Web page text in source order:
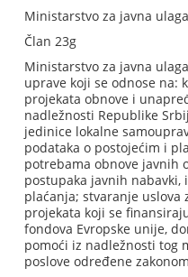
Ministarstvo za javna
Član 23g
Ministarstvo za javna
uprave koji se odnose na:
projekata obnove i
nadležnosti Republike
jedinice lokalne
podataka o postojećim i
potrebama obnove javnih
postupaka javnih nabavki,
plaćanja; stvaranje
projekata koji se
fondova Evropske unije,
pomoći iz nadležnosti tog
poslove određene